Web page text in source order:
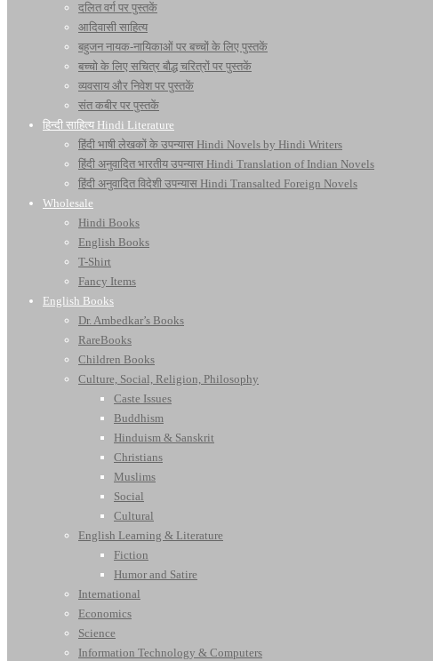
दलित वर्ग पर पुस्तकें
आदिवासी साहित्य
बहुजन नायक-नायिकाओं पर बच्चों के लिए पुस्तकें
बच्चो के लिए सचित्र बौद्ध चरित्रों पर पुस्तकें
व्यवसाय और निवेश पर पुस्तकें
संत कबीर पर पुस्तकें
हिन्दी साहित्य Hindi Literature
हिंदी भाषी लेखकों के उपन्यास Hindi Novels by Hindi Writers
हिंदी अनुवादित भारतीय उपन्यास Hindi Translation of Indian Novels
हिंदी अनुवादित विदेशी उपन्यास Hindi Transalted Foreign Novels
Wholesale
Hindi Books
English Books
T-Shirt
Fancy Items
English Books
Dr. Ambedkar’s Books
RareBooks
Children Books
Culture, Social, Religion, Philosophy
Caste Issues
Buddhism
Hinduism & Sanskrit
Christians
Muslims
Social
Cultural
English Learning & Literature
Fiction
Humor and Satire
International
Economics
Science
Information Technology & Computers